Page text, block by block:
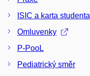
ISIC a karta studenta
Omluvenky
P-PooL
Pediatrický směr